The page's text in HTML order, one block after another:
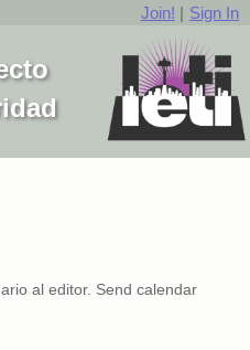
Join! | Sign In
al editor. Send calendar